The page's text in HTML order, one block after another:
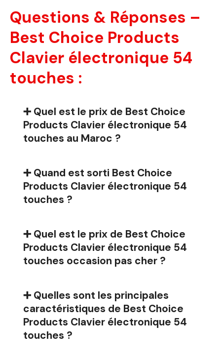
Questions & Réponses –
Best Choice Products
Clavier électronique 54
touches :
➕ Quel est le prix de Best Choice
Products Clavier électronique 54
touches au Maroc ?
➕ Quand est sorti Best Choice
Products Clavier électronique 54
touches ?
➕ Quel est le prix de Best Choice
Products Clavier électronique 54
touches occasion pas cher ?
➕ Quelles sont les principales
caractéristiques de Best Choice
Products Clavier électronique 54
touches ?